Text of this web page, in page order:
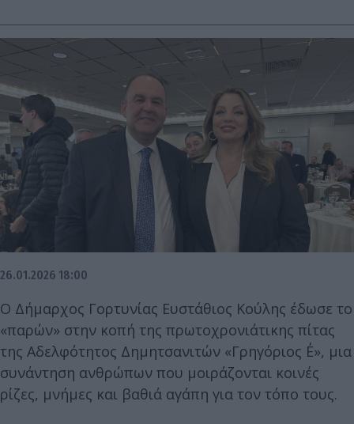
26.01.2026 18:00
Ο Δήμαρχος Γορτυνίας Ευστάθιος Κούλης έδωσε το
«παρών» στην κοπή της πρωτοχρονιάτικης πίτας
της Αδελφότητος Δημητσανιτών «Γρηγόριος Ε΄», μια
συνάντηση ανθρώπων που μοιράζονται κοινές
ρίζες, μνήμες και βαθιά αγάπη για τον τόπο τους.